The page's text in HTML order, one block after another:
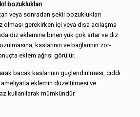
bozuklukları
veya sonradan şekil bozuklukları
gerekirken içi veya dışa acılaşma
diz eklemine binen yük çok artar ve diz
kaslarının ve bağlarının zor­
eklem ağrısı görülür.
bacak kaslarının güçlendirilmesi, ciddi
eklemin düzeltilmesi ve
kullanılarak mümkündür.